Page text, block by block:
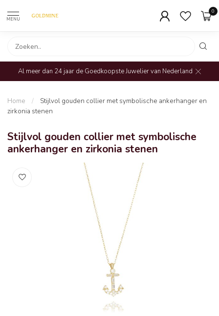
MENU
0
Al meer dan 24 jaar de Goedkoopste Juwelier van Nederland
Home /
Stijlvol gouden collier met symbolische ankerhanger en
zirkonia stenen
Stijlvol gouden collier met symbolische
ankerhanger en zirkonia stenen